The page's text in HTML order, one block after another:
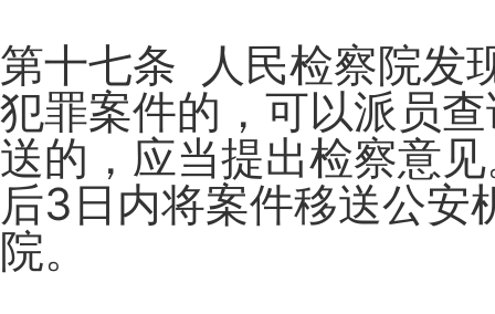
第十七条 人民检察院发
犯罪案件的，可以派员
送的，应当提出检察意
后3日内将案件移送公安
院。